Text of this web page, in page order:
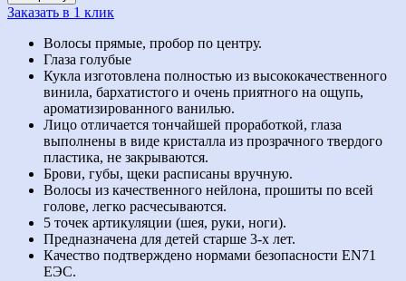
Заказать в 1 клик
Волосы прямые, пробор по центру.
Глаза голубые
Кукла изготовлена полностью из высококачественного
винила, бархатистого и очень приятного на ощупь,
ароматизированного ванилью.
Лицо отличается тончайшей проработкой, глаза
выполнены в виде кристалла из прозрачного твердого
пластика, не закрываются.
Брови, губы, щеки расписаны вручную.
Волосы из качественного нейлона, прошиты по всей
голове, легко расчесываются.
5 точек артикуляции (шея, руки, ноги).
Предназначена для детей старше 3-х лет.
Качество подтверждено нормами безопасности EN71
ЕЭС.